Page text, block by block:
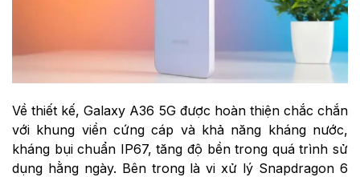
Về thiết kế, Galaxy A36 5G được hoàn thiện chắc chắn
với khung viền cứng cáp và khả năng kháng nước,
kháng bụi chuẩn IP67, tăng độ bền trong quá trình sử
dụng hằng ngày. Bên trong là vi xử lý Snapdragon 6